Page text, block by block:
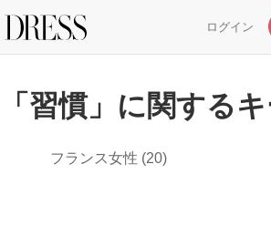
ログイン
「習慣」に関する
フランス女性 (20)